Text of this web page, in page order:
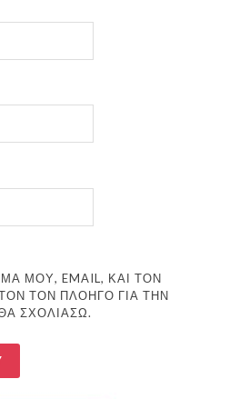
ΜΟΥ, EMAIL, ΚΑΙ ΤΟΝ
ΤΟΝ ΠΛΟΗΓΌ ΓΙΑ ΤΗΝ
ΣΧΟΛΙΆΣΩ.